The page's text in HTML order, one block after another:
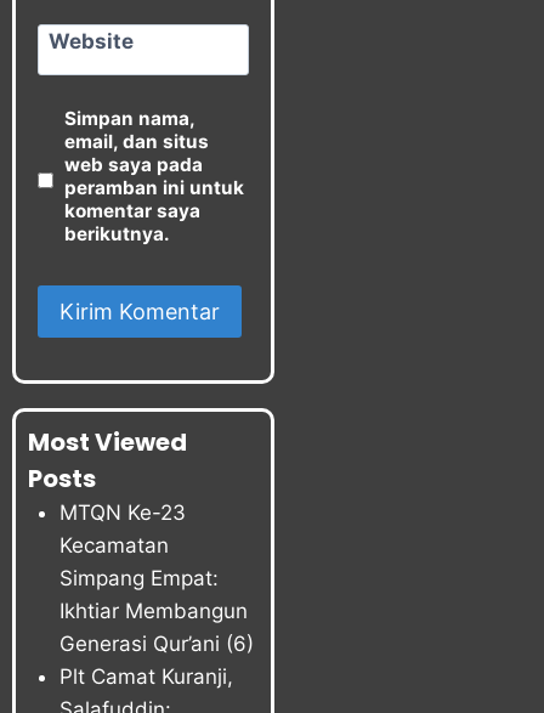
Website
Simpan nama,
email, dan situs
web saya pada
peramban ini untuk
komentar saya
berikutnya.
Most Viewed
Posts
MTQN Ke-23
Kecamatan
Simpang Empat:
Ikhtiar Membangun
Generasi Qur’ani (6)
Plt Camat Kuranji,